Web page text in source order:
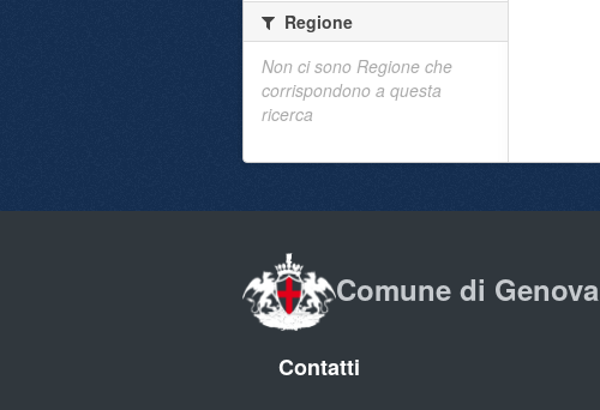
Regione
Non ci sono Regione che
corrispondono a questa
ricerca
Comune di Genova
Contatti